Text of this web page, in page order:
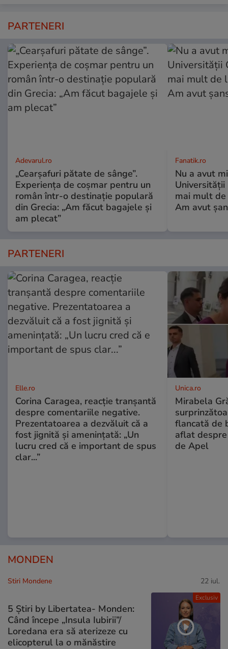
PARTENERI
Adevarul.ro
„Cearșafuri pătate de sânge”.
Experiența de coșmar pentru un
român într-o destinație populară
din Grecia: „Am făcut bagajele și
am plecat”
Fanatik.ro
Nu a avut
Universității
mai mult
Am avut
PARTENERI
Elle.ro
Corina Caragea, reacție tranșantă
despre comentariile negative.
Prezentatoarea a dezvăluit că a
fost jignită și amenințată: „Un
lucru cred că e important de spus
clar...”
Unica.ro
Mirabela
flancată de
aflat
de Apel
MONDEN
Exclusiv
Stiri Mondene 22 iul.
5 Știri by Libertatea- Monden:
Când începe „Insula Iubirii”/
Loredana era să aterizeze cu
elicopterul la o mănăstire